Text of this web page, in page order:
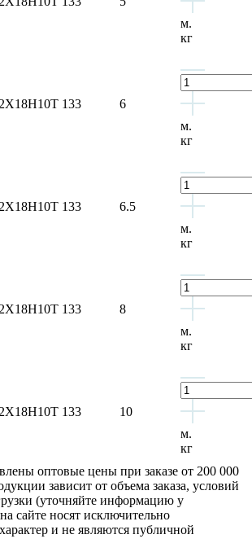
м.
кг
133
6
м.
кг
133
6.5
м.
кг
133
8
м.
кг
133
10
м.
кг
оптовые цены при заказе от 200 000
зависит от объема заказа, условий
(уточняйте информацию у
сайте носят исключительно
и не являются публичной